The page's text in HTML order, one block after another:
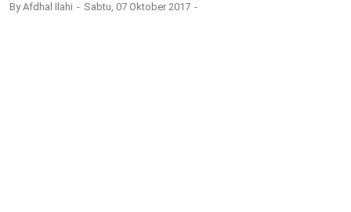
ByAfdhal Ilahi Sabtu, 07 Oktober 2017